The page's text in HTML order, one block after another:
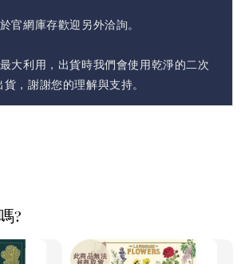
官網庫存歡迎另外洽詢。
大利用，出貨時我們會使用乾淨的二次
，謝謝您的理解與支持。
?
此商品無法
超商取貨